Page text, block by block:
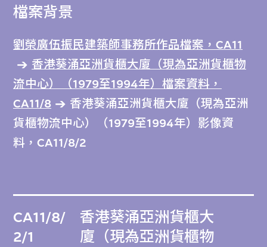
檔案背景
劉榮廣伍振民建築師事務所作品檔案，CA11
香港葵涌亞洲貨櫃大廈（現為亞洲貨櫃物
流中心）（1979至1994年）檔案資料，
CA11/8
香港葵涌亞洲貨櫃大廈（現為亞洲
貨櫃物流中心）（1979至1994年）影像資
料，CA11/8/2
CA11/8/
2/1
香港葵涌亞洲貨櫃大
廈（現為亞洲貨櫃物